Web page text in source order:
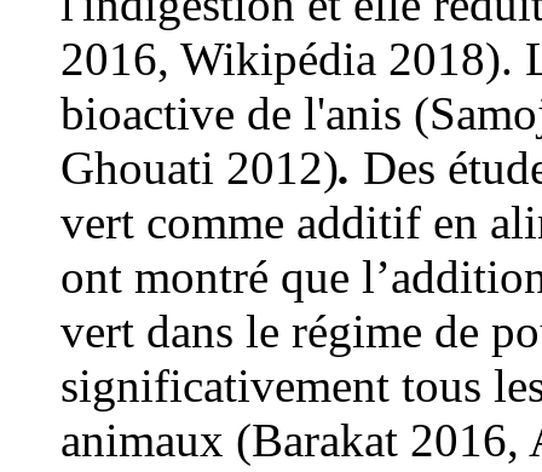
2016, Wikipédia 2018).
bioactive de l'anis
Ghouati 2012). Des
vert comme additif en
ont montré que
vert dans le régime de
significativement tous
animaux (Barakat